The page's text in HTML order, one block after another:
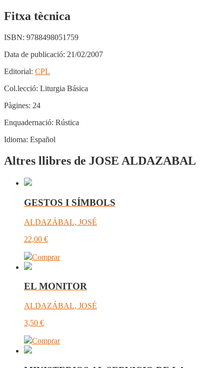
Fitxa tècnica
ISBN: 9788498051759
Data de publicació: 21/02/2007
Editorial: CPL
Col.lecció: Liturgia Básica
Pàgines: 24
Enquadernació: Rústica
Idioma: Español
Altres llibres de JOSE ALDAZABAL
GESTOS I SÍMBOLS
ALDAZÁBAL, JOSÉ
22,00 €
Comprar
EL MONITOR
ALDAZÁBAL, JOSÉ
3,50 €
Comprar